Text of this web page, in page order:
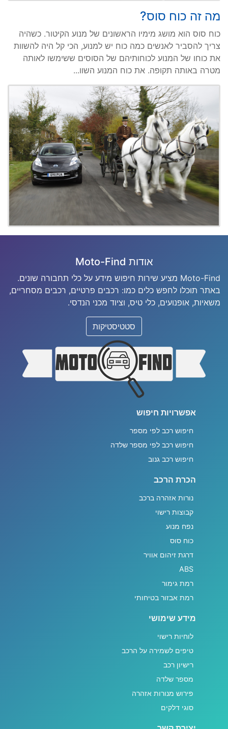
מה זה כוח סוס?
כוח סוס הוא מושג מימיו הראשונים של מנוע הקיטור. כשהיה
צריך להסביר לאנשים כמה כוח יש למנוע, הכי קל היה להשוות
את כוחו של המנוע לכוחותיהם של הסוסים ששימשו לאותה
מטרה באותה תקופה. את כוח המנוע השוו...
אודות Moto-Find
Moto-Find מציע שירות חיפוש מידע על כלי תחבורה שונים.
באתר תוכלו לחפש כלים כמו: רכבים פרטיים, רכבים מסחריים,
משאיות, אופנועים, כלי טיס, וציוד מכני הנדסי.
סטטיסטיקות
אפשרויות חיפוש
חיפוש רכב לפי מספר
חיפוש רכב לפי מספר שלדה
חיפוש רכב גנוב
הכרת הרכב
נורות אזהרה ברכב
קבוצות רישוי
נפח מנוע
כוח סוס
דרגת זיהום אוויר
ABS
רמת גימור
רמת אבזור בטיחותי
מידע שימושי
לוחיות רישוי
טיפים לשמירה על הרכב
רישיון רכב
מספר שלדה
פירוש מנורות אזהרה
סוגי דלקים